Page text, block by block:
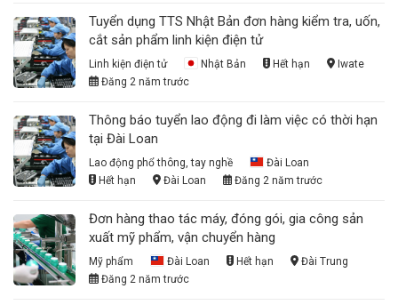
Tuyển dụng TTS Nhật Bản đơn hàng kiểm tra, uốn,
cắt sản phẩm linh kiện điện tử
Linh kiện điện tử Nhật Bản Hết hạn
Iwate
Đăng 2 năm trước
Thông báo tuyển lao động đi làm việc có thời hạn
tại Đài Loan
Lao động phổ thông, tay nghề
Đài Loan
Hết hạn
Đài Loan Đăng 2 năm trước
Đơn hàng thao tác máy, đóng gói, gia công sản
xuất mỹ phẩm, vận chuyển hàng
Mỹ phẩm Đài Loan Hết hạn
Đài Trung
Đăng 2 năm trước